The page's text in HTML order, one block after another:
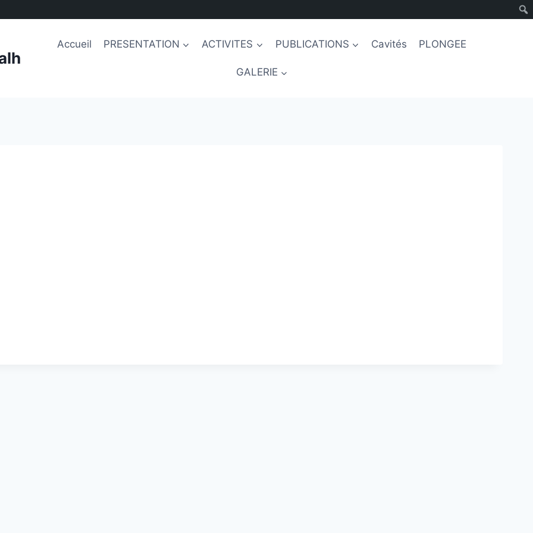
Accueil PRESENTATION ACTIVITES PUBLICATIONS Cavités PLONGEE
GALERIE